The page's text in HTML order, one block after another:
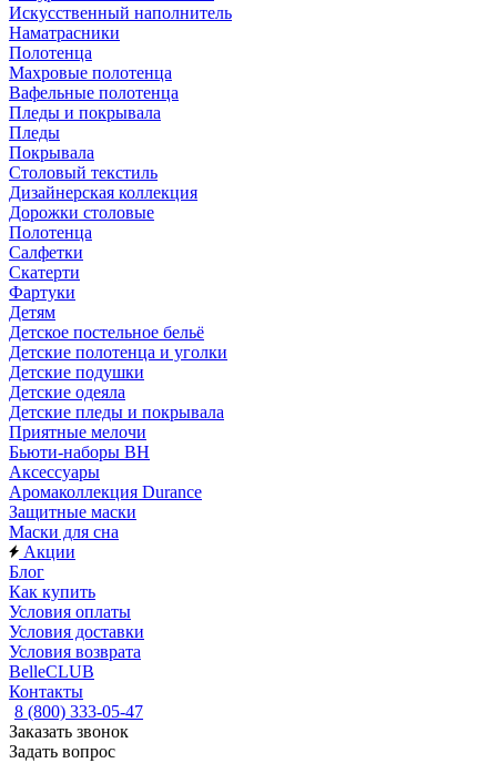
Искуcственный наполнитель
Наматрасники
Полотенца
Махровые полотенца
Вафельные полотенца
Пледы и покрывала
Пледы
Покрывала
Столовый текстиль
Дизайнерская коллекция
Дорожки столовые
Полотенца
Салфетки
Скатерти
Фартуки
Детям
Детское постельное бельё
Детские полотенца и уголки
Детские подушки
Детские одеяла
Детские пледы и покрывала
Приятные мелочи
Бьюти-наборы ВН
Аксессуары
Аромаколлекция Durance
Защитные маски
Маски для сна
Акции
Блог
Как купить
Условия оплаты
Условия доставки
Условия возврата
BelleCLUB
Контакты
8 (800) 333-05-47
Заказать звонок
Задать вопрос